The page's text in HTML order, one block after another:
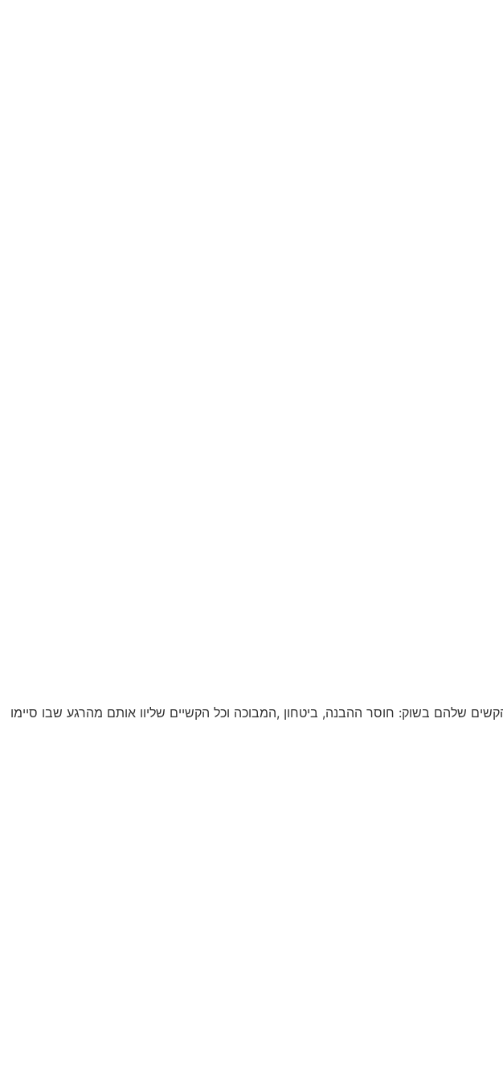
שלהם בשוק: חוסר ההבנה, ביטחון ,המבוכה וכל הקשיים שליוו אותם מהרגע שבו סיימו